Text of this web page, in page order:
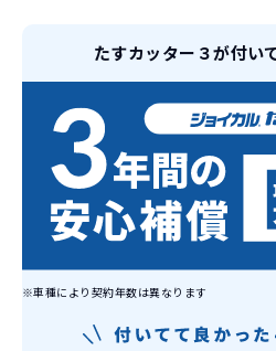
ノウハウを集約するこ
価設定」を実現しまし
また特定の車両に絞る
格設定が可能となりま
契約リスク
ライフスタイルに合わ
できます。急な引っ越
た車を選べるっていいと
これらの費用がコミコ
継続的にか
たすカッター３が付い
※車種により契約年数は異なります